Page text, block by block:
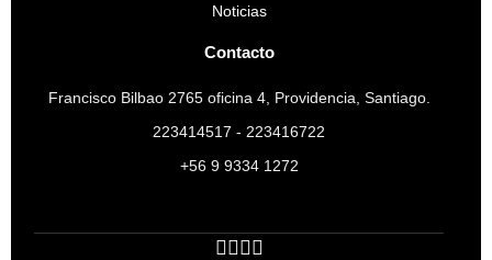
Noticias
Contacto
Francisco Bilbao 2765 oficina 4, Providencia, Santiago.
223414517 - 223416722
+56 9 9334 1272